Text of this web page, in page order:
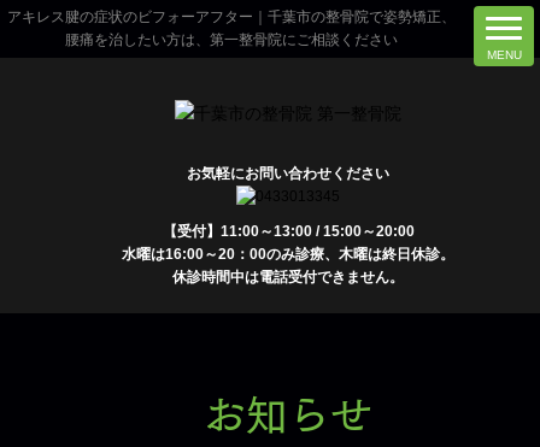
アキレス腱の症状のビフォーアフター｜千葉市の整骨院で姿勢矯正、
腰痛を治したい方は、第一整骨院にご相談ください
お気軽にお問い合わせください
【受付】11:00～13:00 / 15:00～20:00
水曜は16:00～20：00のみ診療、木曜は終日休診。
休診時間中は電話受付できません。
お知らせ